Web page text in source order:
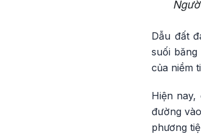
Dẫu đất
suối
của niềm
Hiện
đường
phương